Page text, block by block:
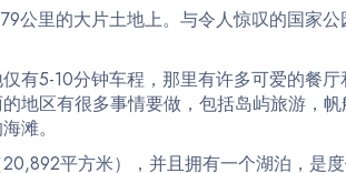
公里的大片土地上。与令人惊叹的国家
有5-10分钟车程，那里有许多可爱的餐
地区有很多事情要做，包括岛屿旅游，
滩。
平方米），并且拥有一个湖泊，是